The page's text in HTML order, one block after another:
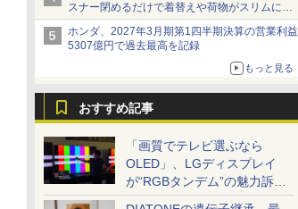
スナー閉めるだけで着替えや荷物がスリムにま
とまる
ホンダ、2027年3月期第1四半期決算の営業利益
5307億円で過去最高を記録
もっと見る
おすすめ記事
「画質でテレビ選ぶなら
OLED」、LGディスプレイ
が“RGBタンデム”の魅力訴
求。液晶とのガチ比較も